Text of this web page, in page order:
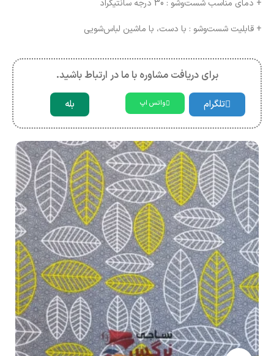
+ دمای مناسب شست‌وشو : 30 درجه سانتیگراد
+ قابلیت شست‌وشو : با دست، با ماشین لباس‌شویی
برای دریافت مشاوره با ما در ارتباط باشید.
تلگرام واتس اپ بله